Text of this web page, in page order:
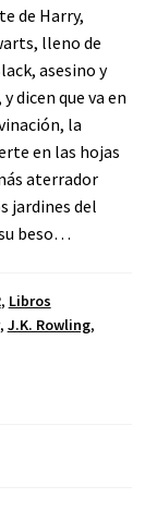
de Harry,
lleno de
asesino y
dicen que va en
la
en las hojas
aterrador
jardines del
beso…
, Libros
, J.K. Rowling,